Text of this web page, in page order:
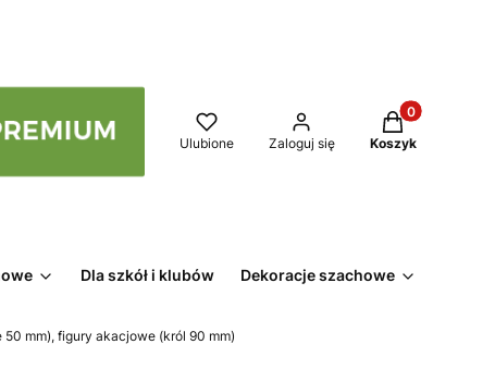
Ulubione Zaloguj się
Produkty w
Koszyk
Dla szkół i klubów Dekoracje szachowe
mm), figury akacjowe (król 90 mm)